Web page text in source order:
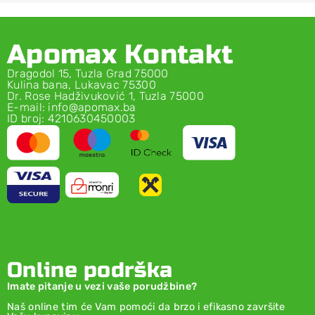
Apomax Kontakt
Dragodol 15, Tuzla Grad 75000
Kulina bana, Lukavac 75300
Dr. Rose Hadživuković 1, Tuzla 75000
E-mail: info@apomax.ba
ID broj: 4210630450003
Online podrška
Imate pitanje u vezi vaše porudžbine?
Naš online tim će Vam pomoći da brzo i efikasno završite